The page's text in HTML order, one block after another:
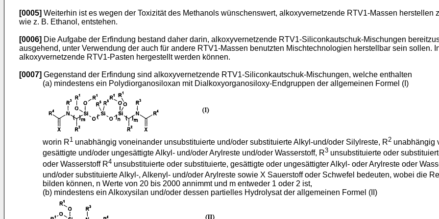
[0005] Weiterhin ist es wegen der Toxizität des Methanols wünschenswert, alkoxyvernetzende RTV1-Massen
wie z. B. Ethanol, entstehen.
[0006] Die Aufgabe der Erfindung bestand daher darin, alkoxyvernetzende RTV1-Siliconkautschuk-Mischungen
ausgehend, unter Verwendung der auch für andere RTV1-Massen benutzten Mischtechnologien herstellbar sein sollen.
alkoxyvernetzende RTV1-Pasten hergestellt werden können.
[0007] Gegenstand der Erfindung sind alkoxyvernetzende RTV1-Siliconkautschuk-Mischungen, welche enthalten
(a) mindestens ein Polydiorganosiloxan mit Dialkoxyorganosiloxy-Endgruppen der allgemeinen Formel (I)
worin R1 unabhängig voneinander unsubstituierte und/oder substituierte Alkyl-und/oder Silylreste, R2 unabhängig
gesättigte und/oder ungesättigte Alkyl- und/oder Arylreste und/oder Wasserstoff, R3 unsubstituierte oder
oder Wasserstoff R4 unsubstituierte oder substituierte, gesättigte oder ungesättigter Alkyl- oder Arylreste oder
und/oder substituierte Alkyl-, Alkenyl- und/oder Arylreste sowie X Sauerstoff oder Schwefel bedeuten, wobei die
bilden können, n Werte von 20 bis 2000 annimmt und m entweder 1 oder 2 ist,
(b) mindestens ein Alkoxysilan und/oder dessen partielles Hydrolysat der allgemeinen Formel (II)